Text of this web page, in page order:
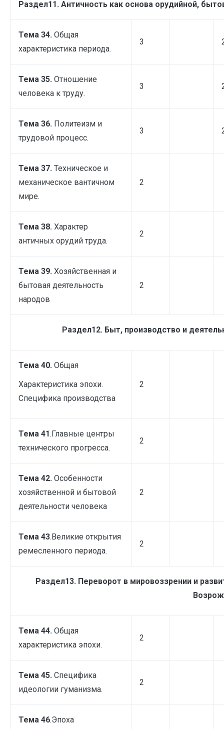
Раздел11. Античность как основа орудийной,
Тема 34. Общая
характеристика периода.
3
Тема 35. Отношение
человека к труду.
3
Тема 36. Политеизм и
трудовой процесс.
3
Тема 37. Техническое и
механическое вантичном
мире.
2
Тема 38. Характер
античных орудий труда.
2
Тема 39. Хозяйственная и
бытовая деятельность
народов
2
Раздел12. Быт, производство и
Тема 40. Общая
Характеристика эпохи.
Специфика производства
2
Тема 41.Главные центры
технического прогресса.
2
Тема 42. Особенности
хозяйственной и бытовой
деятельности человека
2
Тема 43.Великие открытия
ремесленного периода.
2
Раздел13. Переворот в мировоззрении и
Тема 44. Общая
характеристика эпохи.
2
Тема 45. Специфика
идеологии гуманизма.
2
Тема 46.Эпоха